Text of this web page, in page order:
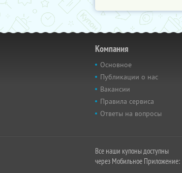
Компания
Основное
Публикации о нас
Вакансии
Правила сервиса
Ответы на вопросы
Все наши купоны доступны
через Мобильное Приложение: